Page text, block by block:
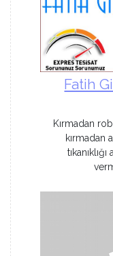
Fatih
Kırmadan
kırmadan